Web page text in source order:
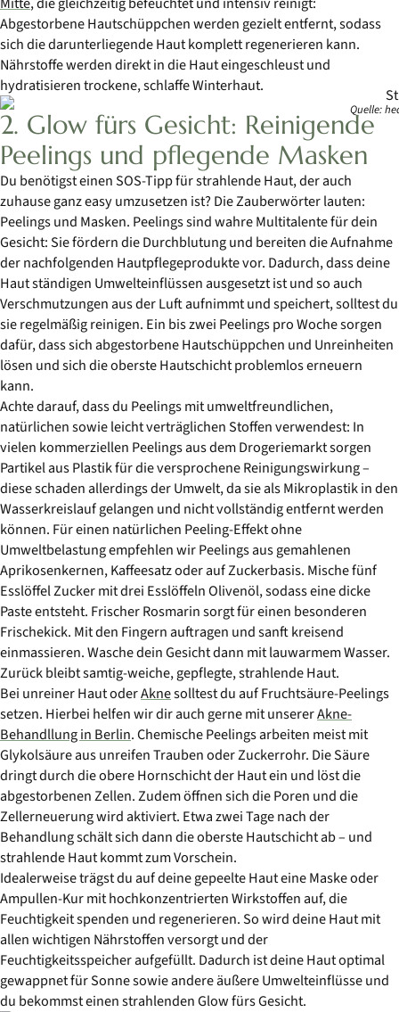
Abgestorbene Hautschüppchen werden gezielt entfernt, sodass
sich die darunterliegende Haut komplett regenerieren kann.
Nährstoffe werden direkt in die Haut eingeschleust und
hydratisieren trockene, schlaffe Winterhaut.
Quelle:
2. Glow fürs Gesicht: Reinigende
Peelings und pflegende Masken
Du benötigst einen SOS-Tipp für strahlende Haut, der auch
zuhause ganz easy umzusetzen ist? Die Zauberwörter lauten:
Peelings und Masken. Peelings sind wahre Multitalente für dein
Gesicht: Sie fördern die Durchblutung und bereiten die Aufnahme
der nachfolgenden Hautpflegeprodukte vor. Dadurch, dass deine
Haut ständigen Umwelteinflüssen ausgesetzt ist und so auch
Verschmutzungen aus der Luft aufnimmt und speichert, solltest du
sie regelmäßig reinigen. Ein bis zwei Peelings pro Woche sorgen
dafür, dass sich abgestorbene Hautschüppchen und Unreinheiten
lösen und sich die oberste Hautschicht problemlos erneuern
kann.
Achte darauf, dass du Peelings mit umweltfreundlichen,
natürlichen sowie leicht verträglichen Stoffen verwendest: In
vielen kommerziellen Peelings aus dem Drogeriemarkt sorgen
Partikel aus Plastik für die versprochene Reinigungswirkung –
diese schaden allerdings der Umwelt, da sie als Mikroplastik in den
Wasserkreislauf gelangen und nicht vollständig entfernt werden
können. Für einen natürlichen Peeling-Effekt ohne
Umweltbelastung empfehlen wir Peelings aus gemahlenen
Aprikosenkernen, Kaffeesatz oder auf Zuckerbasis. Mische fünf
Esslöffel Zucker mit drei Esslöffeln Olivenöl, sodass eine dicke
Paste entsteht. Frischer Rosmarin sorgt für einen besonderen
Frischekick. Mit den Fingern auftragen und sanft kreisend
einmassieren. Wasche dein Gesicht dann mit lauwarmem Wasser.
Zurück bleibt samtig-weiche, gepflegte, strahlende Haut.
Bei unreiner Haut oderAknesolltest du auf Fruchtsäure-Peelings
setzen. Hierbei helfen wir dir auch gerne mit unsererAkne-
Behandllung in Berlin. Chemische Peelings arbeiten meist mit
Glykolsäure aus unreifen Trauben oder Zuckerrohr. Die Säure
dringt durch die obere Hornschicht der Haut ein und löst die
abgestorbenen Zellen. Zudem öffnen sich die Poren und die
Zellerneuerung wird aktiviert. Etwa zwei Tage nach der
Behandlung schält sich dann die oberste Hautschicht ab – und
strahlende Haut kommt zum Vorschein.
Idealerweise trägst du auf deine gepeelte Haut eine Maske oder
Ampullen-Kur mit hochkonzentrierten Wirkstoffen auf, die
Feuchtigkeit spenden und regenerieren. So wird deine Haut mit
allen wichtigen Nährstoffen versorgt und der
Feuchtigkeitsspeicher aufgefüllt. Dadurch ist deine Haut optimal
gewappnet für Sonne sowie andere äußere Umwelteinflüsse und
du bekommst einen strahlenden Glow fürs Gesicht.